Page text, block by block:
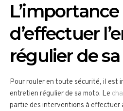
L’importance
d’effectuer
régulier de
Pour rouler en toute sécurité, il est
entretien régulier de sa moto. Le
partie des interventions à effectuer